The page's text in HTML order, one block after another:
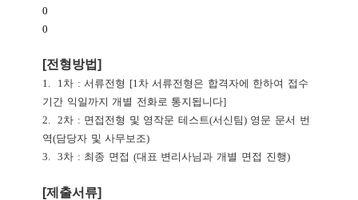
0
0
[전형방법]
1. 1차 : 서류전형 [1차 서류전형은 합격자에 한하여 접수
기간 익일까지 개별 전화로 통지됩니다]
2. 2차 : 면접전형 및 영작문 테스트(서신팀) 영문 문서 번
역(담당자 및 사무보조)
3. 3차 : 최종 면접 (대표 변리사님과 개별 면접 진행)
[제출서류]